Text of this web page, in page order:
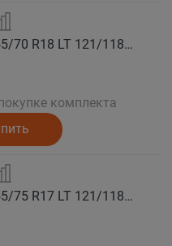
COMFORSER Автошина 255/70 R18 LT 121/118Q CF1100 RWL 10PR лето
комплекта
COMFORSER Автошина 255/75 R17 LT 121/118S CF1100 10PR OWL лето